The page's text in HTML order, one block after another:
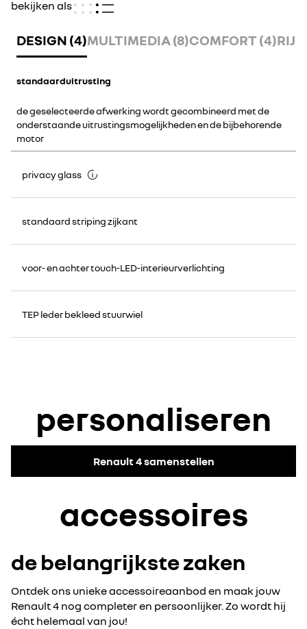
bekijken als
DESIGN (4)MULTIMEDIA (8)COMFORT (4)
standaarduitrusting
de geselecteerde afwerking wordt gecombineerd met de
onderstaande uitrustingsmogelijkheden en de bijbehorende
motor
privacy glass
standaard striping zijkant
voor- en achter touch-LED-interieurverlichting
TEP leder bekleed stuurwiel
personaliseren
Renault 4 samenstellen
accessoires
de belangrijkste zaken
Ontdek ons unieke accessoireaanbod en maak jouw
Renault 4 nog completer en persoonlijker. Zo wordt hij
écht helemaal van jou!